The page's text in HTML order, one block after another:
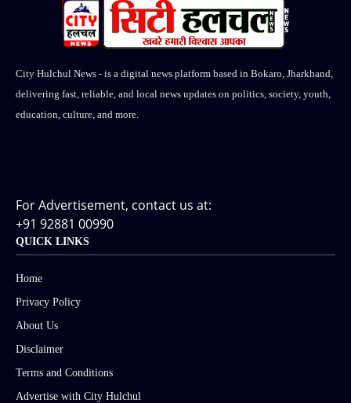
City Hulchul News - is a digital news platform based in Bokaro, Jharkhand,
delivering fast, reliable, and local news updates on politics, society, youth,
education, culture, and more.
For Advertisement, contact us at:
+91 92881 00990
QUICK LINKS
Home
Privacy Policy
About Us
Disclaimer
Terms and Conditions
Advertise with City Hulchul